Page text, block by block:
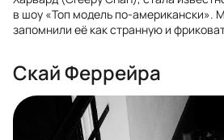
в шоу «Топ модель по-американски».
запомнили её как странную и
Скай Феррейра